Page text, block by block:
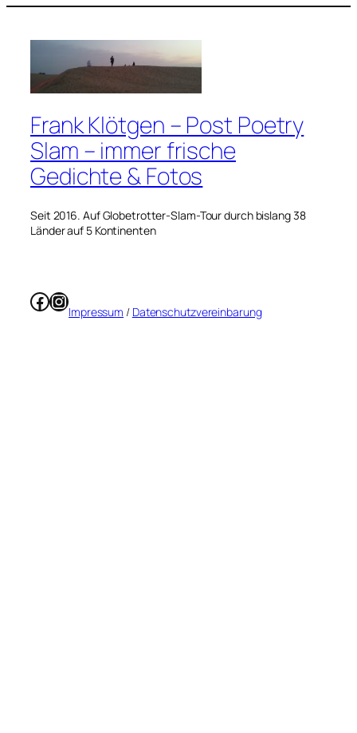
Frank Klötgen – Post Poetry
Slam – immer frische
Gedichte & Fotos
Seit 2016. Auf Globetrotter-Slam-Tour durch bislang 38
Länder auf 5 Kontinenten
Facebook
Instagram
Impressum / Datenschutzvereinbarung